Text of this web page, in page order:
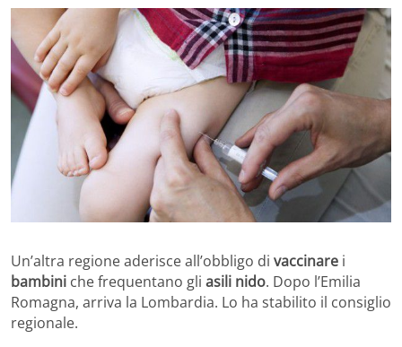
Un’altra regione aderisce all’obbligo di vaccinare i
bambini che frequentano gli asili nido. Dopo l’Emilia
Romagna, arriva la Lombardia. Lo ha stabilito il consiglio
regionale.